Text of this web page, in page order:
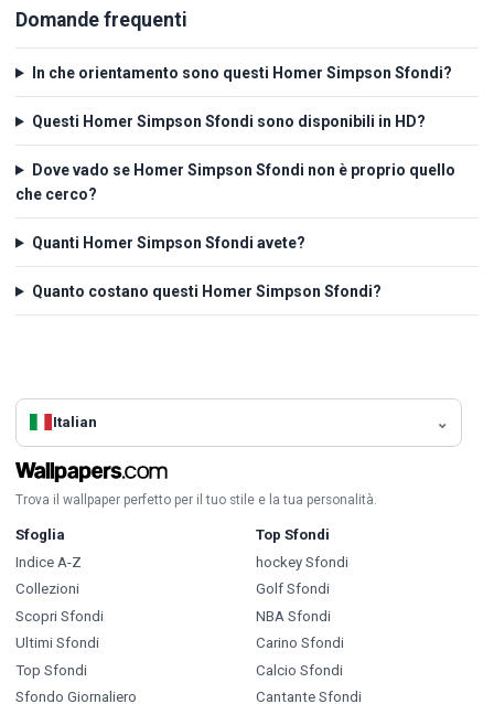
Domande frequenti
In che orientamento sono questi Homer Simpson Sfondi?
Questi Homer Simpson Sfondi sono disponibili in HD?
Dove vado se Homer Simpson Sfondi non è proprio quello
che cerco?
Quanti Homer Simpson Sfondi avete?
Quanto costano questi Homer Simpson Sfondi?
Italian
Trova il wallpaper perfetto per il tuo stile e la tua personalità.
Sfoglia
Indice A-Z
Collezioni
Scopri Sfondi
Ultimi Sfondi
Top Sfondi
Sfondo Giornaliero
Top Sfondi
hockey Sfondi
Golf Sfondi
NBA Sfondi
Carino Sfondi
Calcio Sfondi
Cantante Sfondi